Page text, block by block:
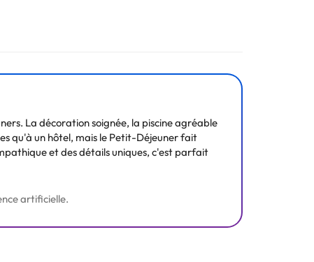
Toutes les informations figurant sur cette fiche
La décoration soignée, la piscine agréable
qu'à un hôtel, mais le Petit-Déjeuner fait
et des détails uniques, c'est parfait
artificielle.